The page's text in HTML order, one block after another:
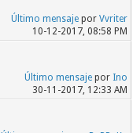
Último mensajepor Vvriter
10-12-2017, 08:58 PM
Último mensajepor Ino
30-11-2017, 12:33 AM